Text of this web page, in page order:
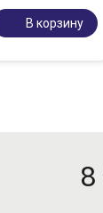
В корзину